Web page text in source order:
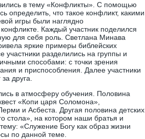
в тему «Конфликты». С помощью
определить, что такое конфликт, какими
игры были наглядно
Каждый участник поделился
для себя роль. Светлана Минава
яркие примеры библейских
разделились на группы и
способами: с точки зрения
и приспособления. Далее участники
друга.
в атмосферу обучения. Половина
«Копи царя Соломона»,
и Асбеста. Другая половина детских
стола», на котором наши братья и
«Служение Богу как образ жизни
по данной теме.